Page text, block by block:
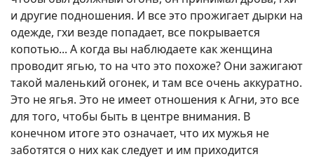
и другие подношения. И все это прожигает дырки на
одежде, гхи везде попадает, все покрывается
копотью... А когда вы наблюдаете как женщина
проводит ягью, то на что это похоже? Они зажигают
такой маленький огонек, и там все очень аккуратно.
Это не ягья. Это не имеет отношения к Агни, это все
для того, чтобы быть в центре внимания. В
конечном итоге это означает, что их мужья не
заботятся о них как следует и им приходится